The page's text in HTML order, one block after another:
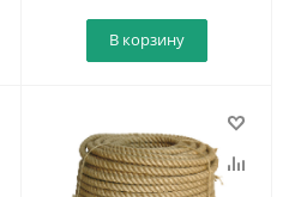
В корзину